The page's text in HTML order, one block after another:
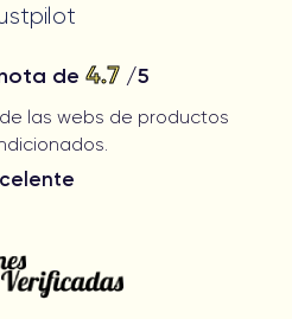
de 4.7/5
las webs de productos